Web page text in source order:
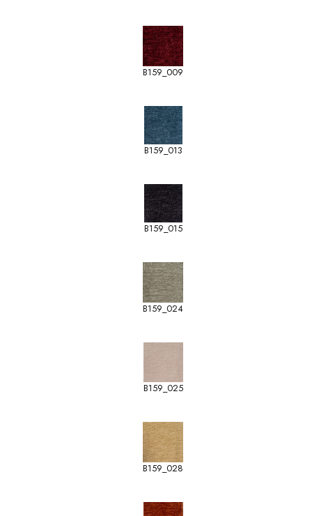
B159_009
B159_013
B159_015
B159_024
B159_025
B159_028